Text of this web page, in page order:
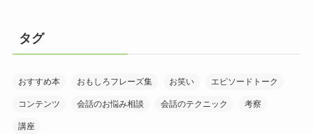
タグ
おすすめ本 おもしろフレーズ集 お笑い エピソードトーク
コンテンツ 会話のお悩み相談 会話のテクニック 考察
講座